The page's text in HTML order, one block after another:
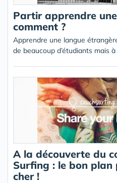
Partir apprendre
comment ?
Apprendre une langue
de beaucoup d’étudiants mais
A la découverte du
Surfing : le bon
cher !